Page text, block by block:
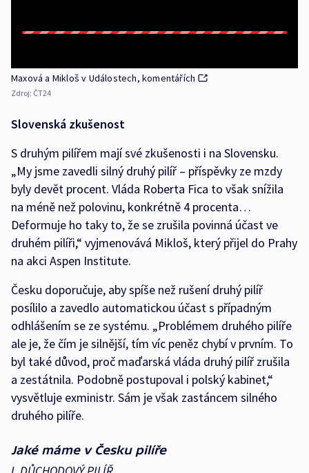
Maxová a Mikloš v Událostech, komentářích
Zdroj: ČT24
Slovenská zkušenost
S druhým pilířem mají své zkušenosti i na Slovensku.
„My jsme zavedli silný druhý pilíř – příspěvky ze mzdy
byly devět procent. Vláda Roberta Fica to však snížila
na méně než polovinu, konkrétně 4 procenta…
Deformuje ho taky to, že se zrušila povinná účast ve
druhém pilíři,“ vyjmenovává Mikloš, který přijel do Prahy
na akci Aspen Institute.
Česku doporučuje, aby spíše než rušení druhý pilíř
posílilo a zavedlo automatickou účast s případným
odhlášením se ze systému. „Problémem druhého pilíře
ale je, že čím je silnější, tím víc peněz chybí v prvním. To
byl také důvod, proč maďarská vláda druhý pilíř zrušila
a zestátnila. Podobně postupoval i polský kabinet,“
vysvětluje exministr. Sám je však zastáncem silného
druhého pilíře.
Jaké máme v Česku pilíře